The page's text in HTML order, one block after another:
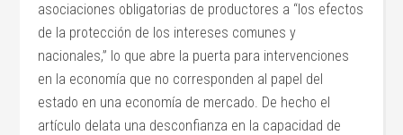
asociaciones obligatorias de productores a “los efectos
de la protección de los intereses comunes y
nacionales,” lo que abre la puerta para intervenciones
en la economía que no corresponden al papel del
estado en una economía de mercado. De hecho el
artículo delata una desconfianza en la capacidad de